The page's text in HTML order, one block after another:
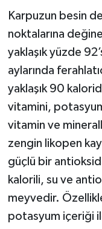
Karpuzun besin
noktalarına
yaklaşık yüzde
aylarında
yaklaşık 90
vitamini,
vitamin ve
zengin likopen
güçlü bir
kalorili, su ve
meyvedir.
potasyum içeriği